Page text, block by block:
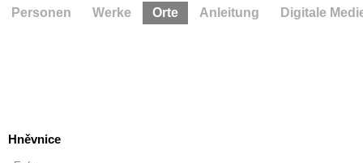
Hněvnice
Personen Werke Orte Anleitung Digitale